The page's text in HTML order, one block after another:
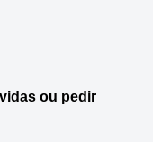
ou pedir